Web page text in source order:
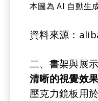
本圖為 AI 自動生
資料來源：
二、書架與展
清晰的視覺效
壓克力鏡板用